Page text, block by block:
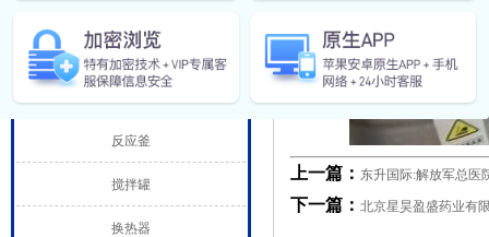
乳化机
反应釜
搅拌罐
换热器
上一篇： 东升国际:解放军总医
下一篇： 北京星昊盈盛药业有